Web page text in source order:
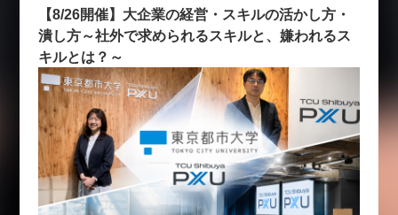
【8/26開催】大企業の経営・スキルの活かし方・
潰し方～社外で求められるスキルと、嫌われるス
キルとは？～